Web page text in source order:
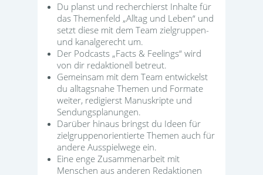
Du planst und recherchierst Inhalte für
das Themenfeld „Alltag und Leben“ und
setzt diese mit dem Team zielgruppen-
und kanalgerecht um.
Der Podcasts „Facts & Feelings“ wird
von dir redaktionell betreut.
Gemeinsam mit dem Team entwickelst
du alltagsnahe Themen und Formate
weiter, redigierst Manuskripte und
Sendungsplanungen.
Darüber hinaus bringst du Ideen für
zielgruppenorientierte Themen auch für
andere Ausspielwege ein.
Eine enge Zusammenarbeit mit
Menschen aus anderen Redaktionen